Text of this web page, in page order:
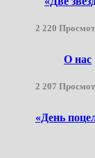
2 220
О нас
2 207
«День